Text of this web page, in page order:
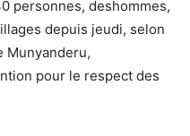
personnes, deshommes,
depuis jeudi, selon
Munyanderu,
pour le respect des